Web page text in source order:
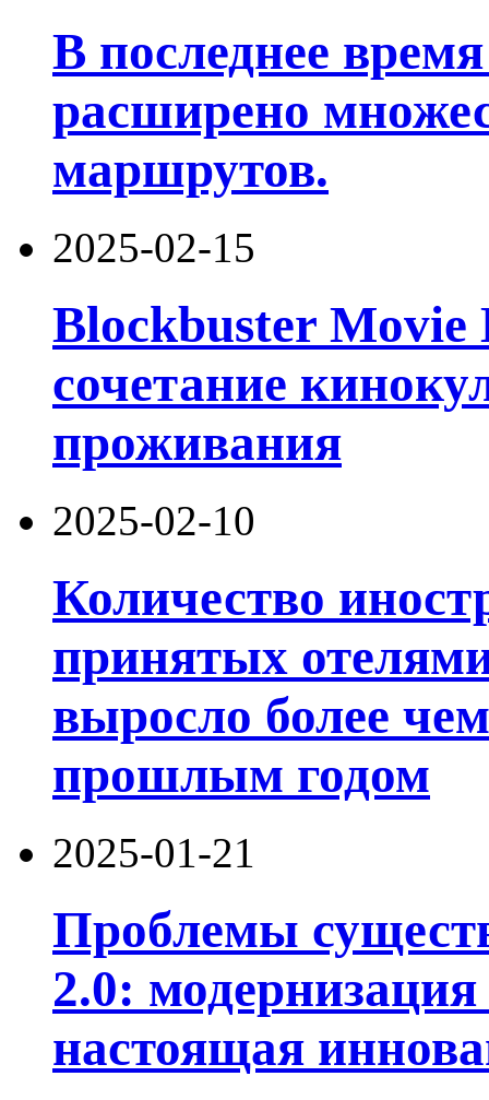
В последнее
расширено
маршрутов.
2025-02-15
Blockbuster Movie
сочетание
проживания
2025-02-10
Количество
принятых
выросло более
прошлым годом
2025-01-21
Проблемы
2.0:
настоящая